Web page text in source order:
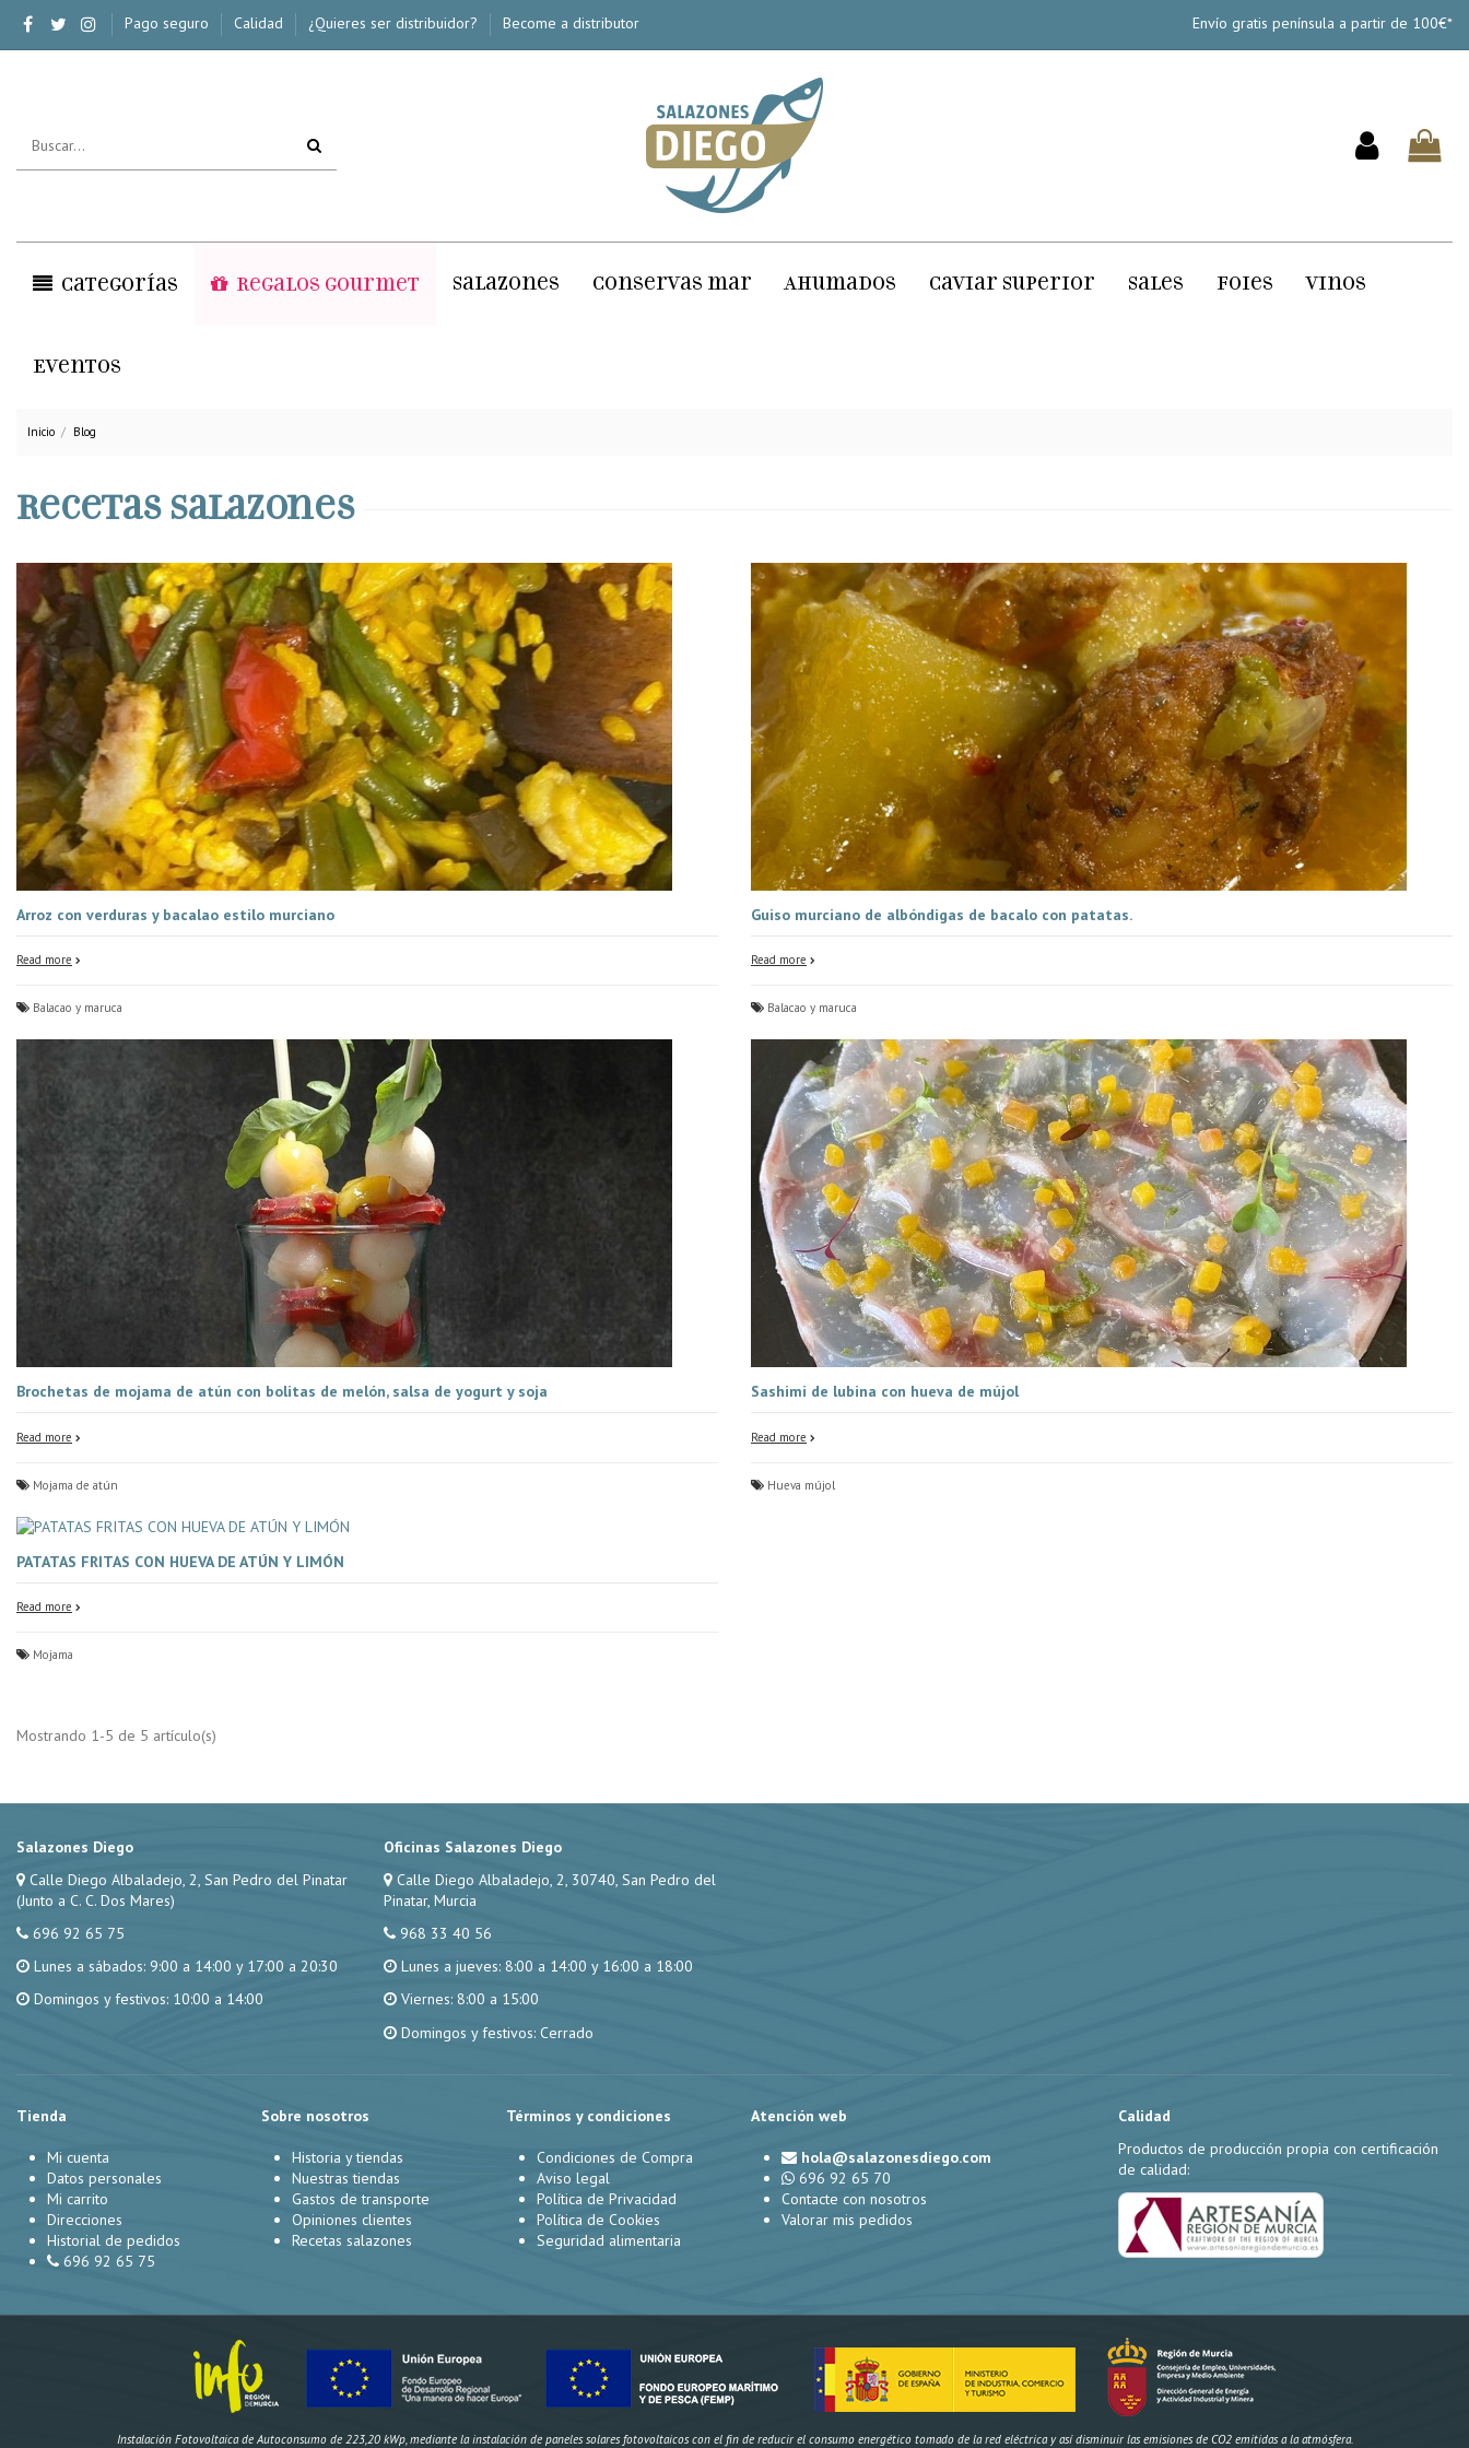
Pago seguro Calidad ¿Quieres ser distribuidor? Become a distributor Envío gratis península a partir de 100€*
Categorías Regalos Gourmet Salazones Conservas mar Ahumados Caviar Superior Sales Foies Vinos
Eventos
Inicio Blog
Recetas Salazones
Arroz con verduras y bacalao estilo murciano
Read more
Balacao y maruca
Guiso murciano de albóndigas de bacalo con patatas.
Read more
Balacao y maruca
Brochetas de mojama de atún con bolitas de melón, salsa de yogurt y soja
Read more
Mojama de atún
Sashimi de lubina con hueva de mújol
Read more
Hueva mújol
PATATAS FRITAS CON HUEVA DE ATÚN Y LIMÓN
Read more
Mojama
Mostrando 1-5 de 5 artículo(s)
Salazones Diego
Calle Diego Albaladejo, 2, San Pedro del Pinatar
(Junto a C. C. Dos Mares)
696 92 65 75
Lunes a sábados: 9:00 a 14:00 y 17:00 a 20:30
Domingos y festivos: 10:00 a 14:00
Oficinas Salazones Diego
Calle Diego Albaladejo, 2, 30740, San Pedro del
Pinatar, Murcia
968 33 40 56
Lunes a jueves: 8:00 a 14:00 y 16:00 a 18:00
Viernes: 8:00 a 15:00
Domingos y festivos: Cerrado
Tienda
Mi cuenta
Datos personales
Mi carrito
Direcciones
Historial de pedidos
696 92 65 75
Sobre nosotros
Historia y tiendas
Nuestras tiendas
Gastos de transporte
Opiniones clientes
Recetas salazones
Términos y condiciones
Condiciones de Compra
Aviso legal
Política de Privacidad
Política de Cookies
Seguridad alimentaria
Atención web
hola@salazonesdiego.com
696 92 65 70
Contacte con nosotros
Valorar mis pedidos
Calidad
Productos de producción propia con certificación
de calidad:
Instalación Fotovoltaica de Autoconsumo de 223,20 kWp, mediante la instalación de paneles solares fotovoltaicos con el fin de reducir el consumo energético tomado de la red eléctrica y así disminuir las emisiones de CO2 emitidas a la atmósfera.